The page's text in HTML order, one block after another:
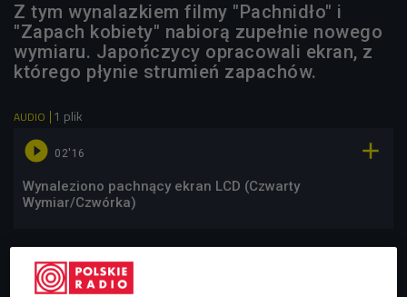
Z tym wynalazkiem filmy "Pachnidło" i
"Zapach kobiety" nabiorą zupełnie nowego
wymiaru. Japończycy opracowali ekran, z
którego płynie strumień zapachów.
AUDIO 1 plik
 02'16 
Wynaleziono pachnący ekran LCD (Czwarty
Wymiar/Czwórka)